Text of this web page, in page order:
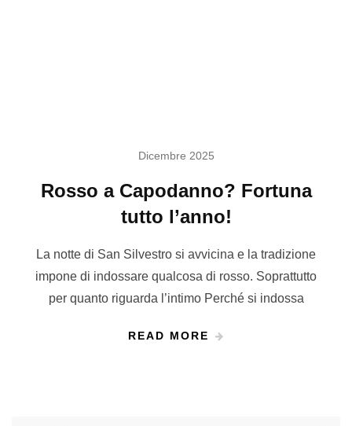
Dicembre 2025
Rosso a Capodanno? Fortuna
tutto l’anno!
La notte di San Silvestro si avvicina e la tradizione
impone di indossare qualcosa di rosso. Soprattutto
per quanto riguarda l’intimo Perché si indossa
READ MORE